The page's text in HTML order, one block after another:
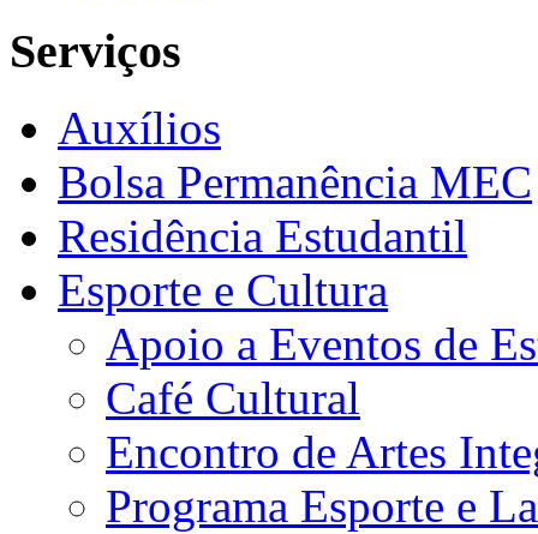
Serviços
Auxílios
Bolsa Permanência MEC
Residência Estudantil
Esporte e Cultura
Apoio a Eventos de
Café Cultural
Encontro de Artes
Programa Esporte e